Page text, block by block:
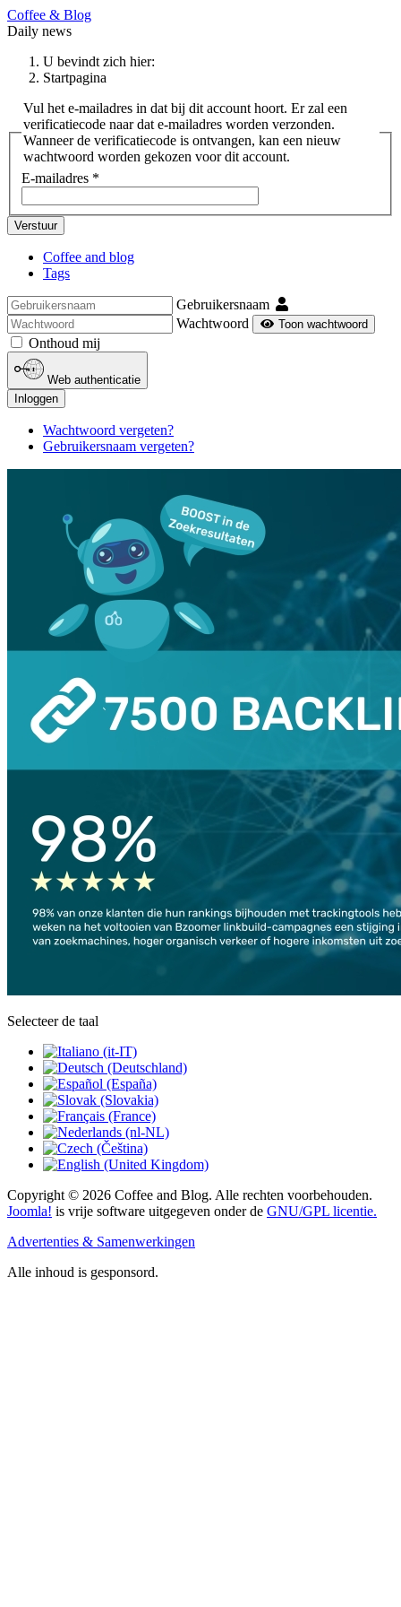
Coffee & Blog
Daily news
U bevindt zich hier:
Startpagina
Vul het e-mailadres in dat bij dit account hoort. Er zal een
verificatiecode naar dat e-mailadres worden verzonden.
Wanneer de verificatiecode is ontvangen, kan een nieuw
wachtwoord worden gekozen voor dit account.
E-mailadres *
Verstuur
Coffee and blog
Tags
Gebruikersnaam
Wachtwoord
Toon wachtwoord
Onthoud mij
Web authenticatie
Inloggen
Wachtwoord vergeten?
Gebruikersnaam vergeten?
Selecteer de taal
Copyright © 2026 Coffee and Blog. Alle rechten voorbehouden.
Joomla! is vrije software uitgegeven onder de GNU/GPL licentie.
Advertenties & Samenwerkingen
Alle inhoud is gesponsord.